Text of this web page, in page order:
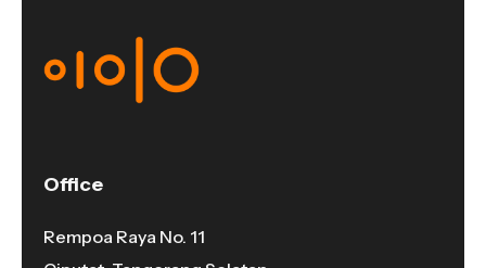
Office
Rempoa Raya No. 11